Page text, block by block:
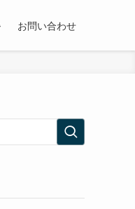
お問い合わせ